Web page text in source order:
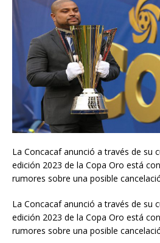
La Concacaf anunció a través de su
edición 2023 de la Copa Oro está
rumores sobre una posible
La Concacaf anunció a través de su
edición 2023 de la Copa Oro está
rumores sobre una posible